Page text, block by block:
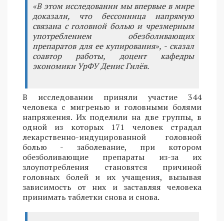
«В этом исследовании мы впервые в мире
доказали, что бессонница напрямую
связана с головной болью и чрезмерным
употреблением обезболивающих
препаратов для ее купирования», - сказал
соавтор работы, доцент кафедры
экономики УрФУ Денис Гилёв.
В исследовании приняли участие 344
человека с мигренью и головными болями
напряжения. Их поделили на две группы, в
одной из которых 171 человек страдал
лекарственно-индуцированной головной
болью - заболевание, при котором
обезболивающие препараты из-за их
злоупотребления становятся причиной
головных болей и их учащения, вызывая
зависимость от них и заставляя человека
принимать таблетки снова и снова.